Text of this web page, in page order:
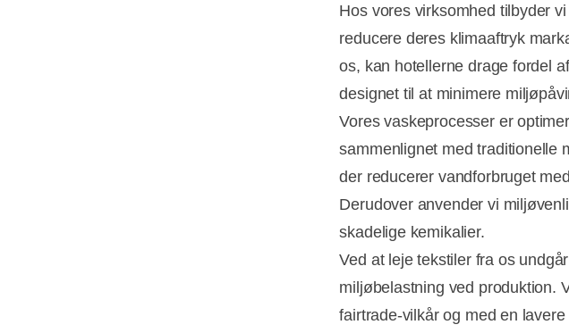
Hos vores virksomhed tilbyder
reducere deres klimaaftryk
os, kan hotellerne drage fordel
designet til at minimere
Vores vaskeprocesser er
sammenlignet med traditionelle
der reducerer vandforbruget
Derudover anvender vi
skadelige kemikalier.
Ved at leje tekstiler fra os
miljøbelastning ved produktion.
fairtrade-vilkår og med en